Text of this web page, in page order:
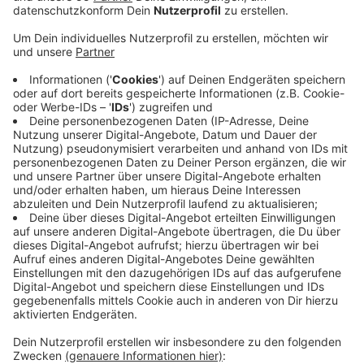
Laut der Stadt findet der Ende August auf dem
Sparkassenvorplatz statt - hier können Teilnehmer
zum Beispiel ehrenamtliche Projekte vorstellen. Am
Donnerstag (20.06.) gibt es dazu noch eine Info-
Veranstaltung. Der Soziale Markt soll Menschen dazu
bringen, sich an ehrenamtlichen Projekten zu
beteiligen. Die meisten würden das mittlerweile nur
noch bei kurzfristigen Aktionen tun - statt dauerhaft
ehrenamtlich aktiv zu sein, heißt es. Oft könne man
diese Menschen dann aber in langfristige Projekte
holen. Die Online-Informationsveranstaltung findet am
Donnerstag (20.06.) um 11 Uhr statt. Wer daran
interessiert ist, kann sich bei Andreas Loßmann vom
städtischen Quartiersbüro Treffpunkt Mitte unter
andreas.lossmann@viersen.de anmelden.
Anzeige